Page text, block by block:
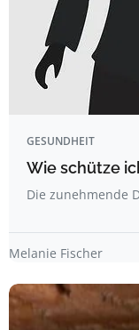
GESUNDHEIT
Wie schütze
Die zunehmende
Melanie Fischer